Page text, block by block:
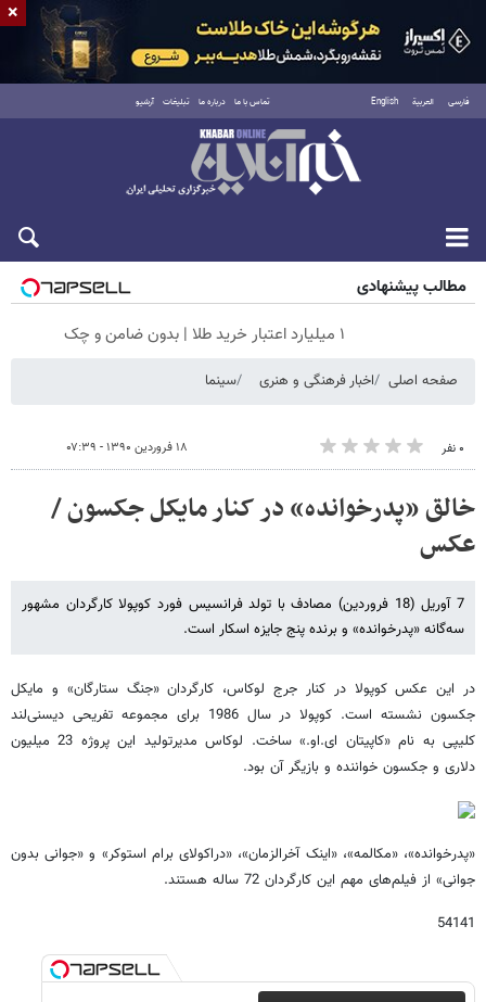
فارسی العربية English تماس با ما درباره ما تبلیغات آرشیو
جمعه ۱۶ مرداد ۱۴۰۵
مطالب پیشنهادی
۱ میلیارد اعتبار خرید طلا | بدون ضامن و چک
صفحه اصلی اخبار فرهنگی و هنری سینما
۰ نفر ۱۸ فروردین ۱۳۹۰ - ۰۷:۳۹
خالق «پدرخوانده» در کنار مایکل جکسون /
عکس
7 آوریل (18 فروردین) مصادف با تولد فرانسیس فورد کوپولا کارگردان مشهور
سه‌گانه «پدرخوانده» و برنده پنج جایزه اسکار است.
در این عکس کوپولا در کنار جرج لوکاس، کارگردان «جنگ ستارگان» و مایکل
جکسون نشسته است. کوپولا در سال 1986 برای مجموعه تفریحی دیسنی‌لند
کلیپی به نام «کاپیتان ای.او.» ساخت. لوکاس مدیرتولید این پروژه 23 میلیون
دلاری و جکسون خواننده و بازیگر آن بود.
«پدرخوانده»، «مکالمه»، «اینک آخرالزمان»، «دراکولای برام استوکر» و «جوانی بدون
جوانی» از فیلم‌های مهم این کارگردان 72 ساله هستند.
54141
×